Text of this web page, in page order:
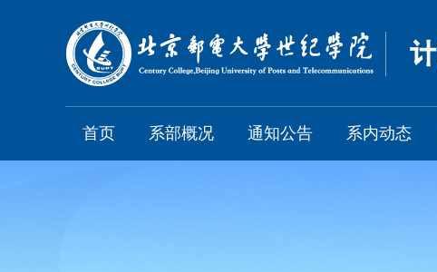
首页 系部概况 通知公告 系内动态